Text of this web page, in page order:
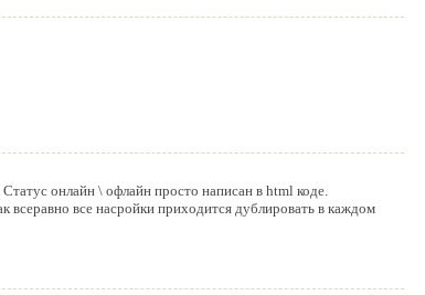
онлайн \ офлайн просто написан в html коде.
всеравно все насройки приходится дублировать в каждом